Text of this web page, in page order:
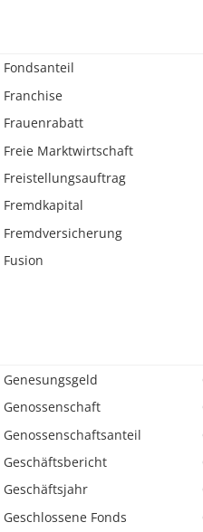
Fondsanteil
Franchise
Frauenrabatt
Freie Marktwirtschaft
Freistellungsauftrag
Fremdkapital
Fremdversicherung
Fusion
Genesungsgeld
Genossenschaft
Genossenschaftsanteil
Geschäftsbericht
Geschäftsjahr
Geschlossene Fonds